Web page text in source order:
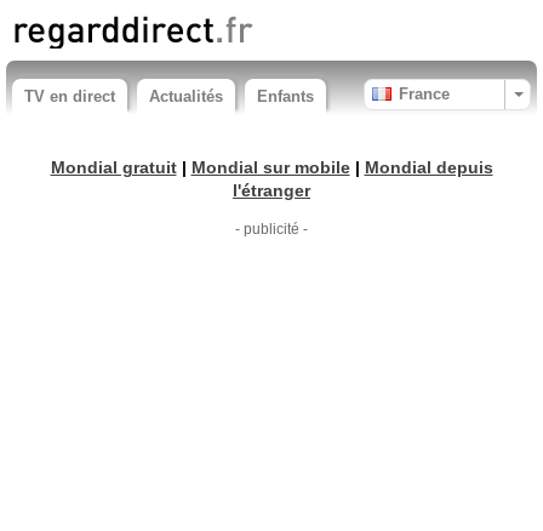
TV en direct Actualités Enfants France
Mondial gratuit| Mondial sur mobile| Mondial depuis
l'étranger
- publicité -